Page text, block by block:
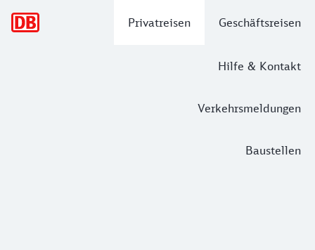
Privatreisen Geschäftsreisen
Hilfe & Kontakt
Verkehrsmeldungen
Baustellen